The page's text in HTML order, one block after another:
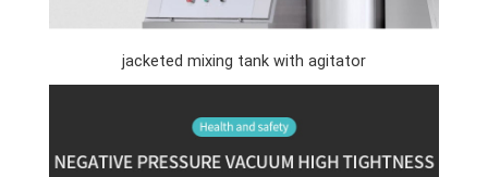
jacketed mixing tank with agitator